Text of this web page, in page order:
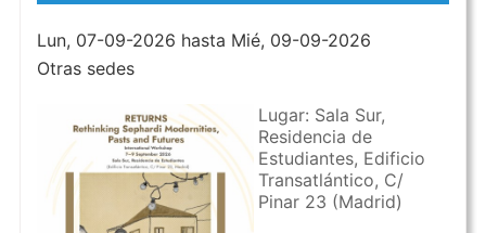
Lun, 07-09-2026 hasta Mié, 09-09-2026
Otras sedes
Lugar: Sala Sur,
Residencia de
Estudiantes, Edificio
Transatlántico, C/
Pinar 23 (Madrid)